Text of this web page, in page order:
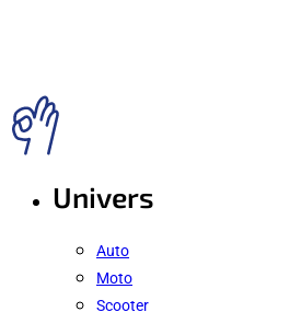
Univers
Auto
Moto
Scooter